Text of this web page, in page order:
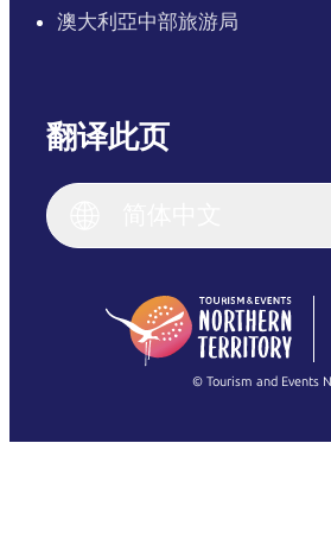
澳大利亞中部旅游局
翻译此页
English (US)
English
(Singapore)
Français
© Tourism and Events